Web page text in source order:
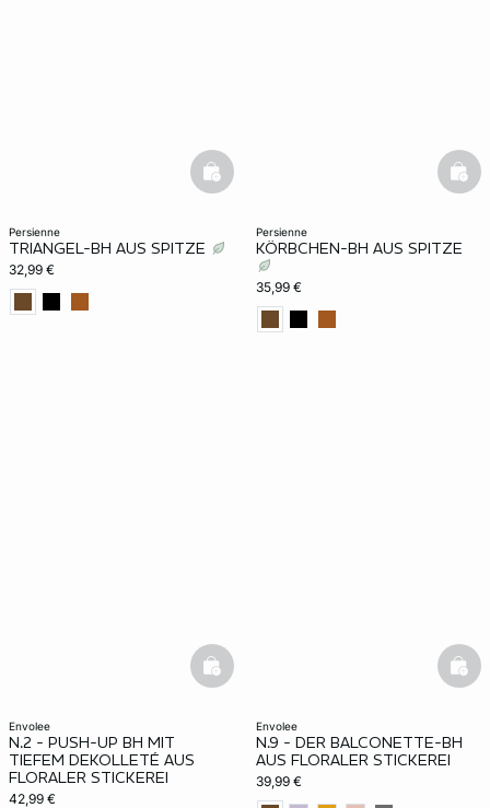
persienne
TRIANGEL-BH AUS SPITZE
32,99 €
basketfull
persienne
KÖRBCHEN-BH AUS SPITZE
35,99 €
envolee
N.2 - PUSH-UP BH MIT
TIEFEM DEKOLLETÉ AUS
FLORALER STICKEREI
42,99 €
basketfull
envolee
N.9 - DER BALCONETTE-BH
AUS FLORALER STICKEREI
39,99 €